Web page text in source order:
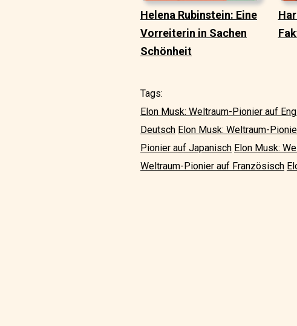
Helena Rubinstein: Eine
Vorreiterin in Sachen
Schönheit
Tags:
Elon Musk: Weltraum-Pionier auf
Deutsch Elon Musk: Weltraum-
Pionier auf Japanisch Elon Musk:
Weltraum-Pionier auf Französisch